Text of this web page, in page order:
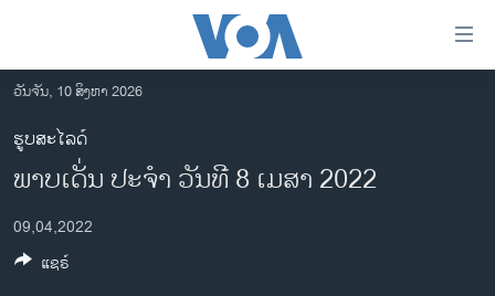
ເຂົ້າ
ຫາ
ຂ້າມ
ຂ້າມ
ໄປ
ຫາ
ລາວ
ອາເມຣິກາ
ການເລືອກຕັ້ງ ປະທານາທີບໍດີ ສະຫະລັດ 2024
ຂ່າວ​ຈີນ
ວັນຈັນ, 10 ສິງຫາ 2026
ຮູບສະໄລດ໌
ພາບເດັ່ນ ປະຈຳ ວັນທີ 8 ເມສາ 2022
09,04,2022
ແຊຣ໌